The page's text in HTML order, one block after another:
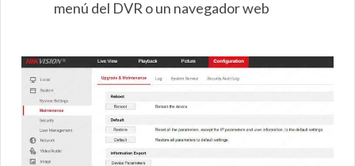
menú del DVR o un navegador web